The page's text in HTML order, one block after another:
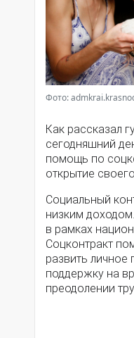
Фото:
Как рассказал
сегодняшний
помощь по
открытие
Социальный
низким
в рамках
Соцконтракт
развить личное
поддержку на
преодолении